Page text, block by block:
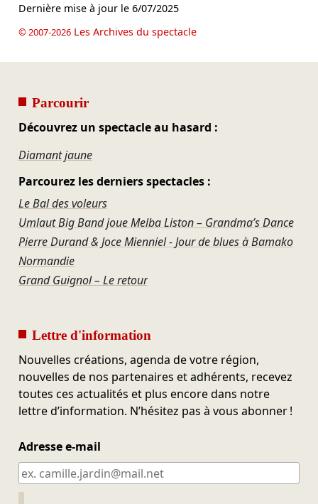
Dernière mise à jour le 6/07/2025
© 2007-2026Les Archives du spectacle
Parcourir
Découvrez un spectacle au hasard :
Diamant jaune
Parcourez les derniers spectacles :
Le Bal des voleurs
Umlaut Big Band joue Melba Liston – Grandma’s Dance
Pierre Durand & Joce Mienniel - Jour de blues à Bamako
Normandie
Grand Guignol – Le retour
Lettre d'information
Nouvelles créations, agenda de votre région,
nouvelles de nos partenaires et adhérents, recevez
toutes ces actualités et plus encore dans notre
lettre d’information. N’hésitez pas à vous abonner !
Adresse e-mail